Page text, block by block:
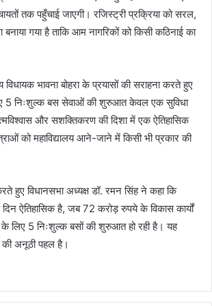
तक पहुँचाई जाएगी। रजिस्ट्री प्रक्रिया को सरल,
बनाया गया है ताकि आम नागरिकों को किसी कठिनाई का
विधायक भावना बोहरा के प्रयासों की सराहना करते हुए
5 निःशुल्क बस सेवाओं की शुरुआत केवल एक सुविधा
और सशक्तिकरण की दिशा में एक ऐतिहासिक
को महाविद्यालय आने-जाने में किसी भी प्रकार की
हुए विधानसभा अध्यक्ष डॉ. रमन सिंह ने कहा कि
ऐतिहासिक है, जब 72 करोड़ रुपये के विकास कार्यों
के लिए 5 निःशुल्क बसों की शुरुआत हो रही है। यह
अनूठी पहल है।